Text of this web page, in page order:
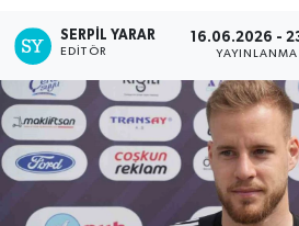
SERPİL YARAR
EDITÖR
16.06.2026 -
YAYINLANMA